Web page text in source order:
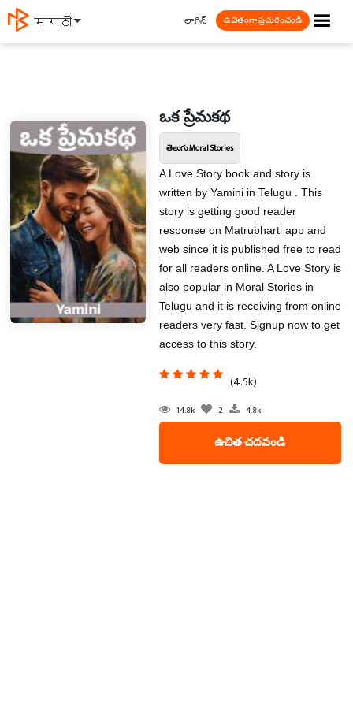
मराठी ☰
లాగిన్ ఉచితంగా ప్రచురించండి
ఒక ప్రేమకథ
తెలుగు Moral Stories
A Love Story book and story is
written by Yamini in Telugu . This
story is getting good reader
response on Matrubharti app and
web since it is published free to read
for all readers online. A Love Story is
also popular in Moral Stories in
Telugu and it is receiving from online
readers very fast. Signup now to get
access to this story.
(4.5k)
14.8k 2 4.8k
ఉచిత చదవండి